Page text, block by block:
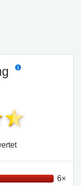
6×